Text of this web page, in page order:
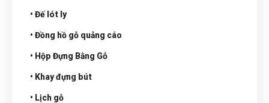
• Đế lót ly
• Đồng hồ gỗ quảng cáo
• Hộp Đựng Bằng Gỗ
• Khay đựng bút
• Lịch gỗ